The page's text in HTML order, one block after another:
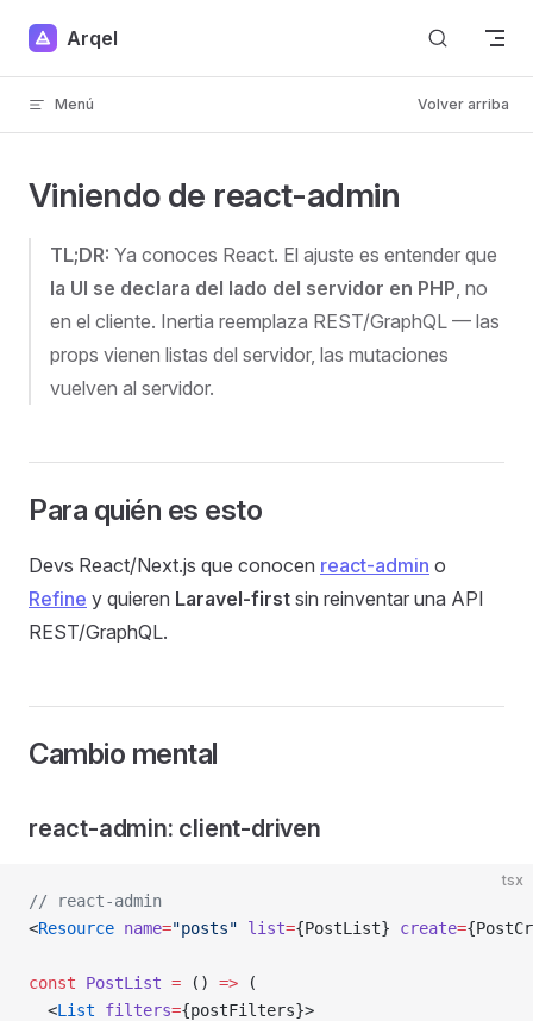
Skip to content
Arqel
Menú Volver arriba
Viniendo de react-admin
TL;DR: Ya conoces React. El ajuste es entender que
la UI se declara del lado del servidor en PHP, no
en el cliente. Inertia reemplaza REST/GraphQL — las
props vienen listas del servidor, las mutaciones
vuelven al servidor.
Para quién es esto
Devs React/Next.js que conocen react-admin o
Refine y quieren Laravel-first sin reinventar una API
REST/GraphQL.
Cambio mental
react-admin: client-driven
tsx
// react-admin
<Resource name="posts" list={PostList} create=
const PostList = () => (
  <
List filters={postFilters}>